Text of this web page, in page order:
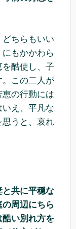
ちらもいい
もかかわら
酷使し、子
。この二人が
の行動には
え、平凡な
うと、哀れ
共に平穏な
周辺にちら
い別れ方を